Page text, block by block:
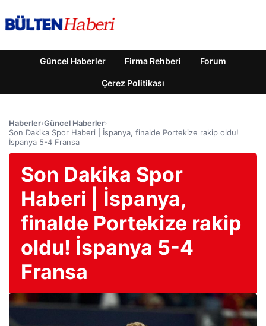
Güncel Haberler Firma Rehberi Forum
Çerez Politikası
Haberler›Güncel Haberler›
Son Dakika Spor Haberi | İspanya, finalde Portekize rakip oldu!
İspanya 5-4 Fransa
Son Dakika Spor
Haberi | İspanya,
finalde Portekize rakip
oldu! İspanya 5-4
Fransa